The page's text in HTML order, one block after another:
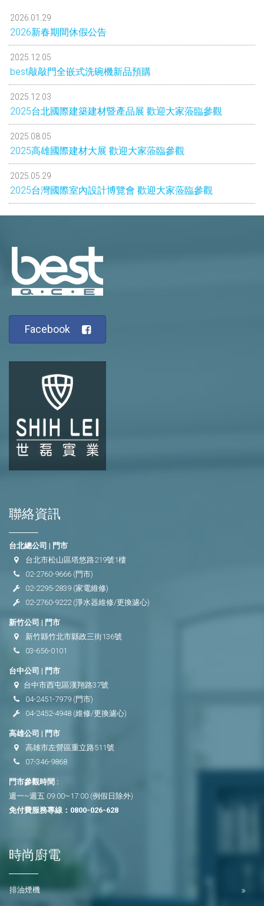
2026.01.29
2026新春期間休假公告
2025.12.05
best敲敲門全嵌式洗碗機新品預購
2025.12.03
2025台北國際建築建材暨產品展 歡迎大家蒞臨參觀
2025.08.05
2025高雄國際建材大展 歡迎大家蒞臨參觀
2025.05.29
2025台灣國際室內設計博覽會 歡迎大家蒞臨參觀
Facebook
聯絡資訊
台北總公司 | 門市
台北市松山區塔悠路219號1樓
02-2760-9666 (門市)
02-2295-2839 (家電維修)
02-2760-9222(淨水器維修/更換濾心)
新竹公司 | 門市
新竹縣竹北市縣政三街136號
03-656-0101
台中公司 | 門市
台中市西屯區漢翔路37號
04-2451-7979 (門市)
04-2452-4948 (維修/更換濾心)
高雄公司 | 門市
高雄市左營區重立路511號
07-346-9868
門市參觀時間 :
週一~週五 09:00~17:00 (例假日除外)
免付費服務專線： 0800-026-628
時尚廚電
排油煙機